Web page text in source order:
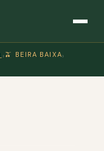
› 🫒 BEIRA BAIXA›